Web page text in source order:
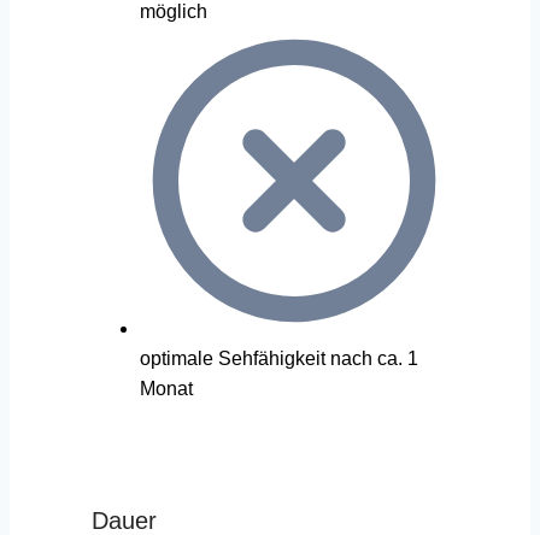
möglich
optimale Sehfähigkeit nach ca. 1
Monat
Dauer